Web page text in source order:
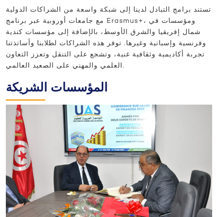
تستند برامج التبادل لدينا إلى شبكة واسعة من الشراكات الدولية
مع جامعات أوروبية عبر برنامج Erasmus+، ومؤسسات في
شمال إفريقيا والشرق الأوسط، بالإضافة إلى مؤسسات كندية
وفرنسية وإسبانية وغيرها. توفر هذه الشراكات لطلابنا وأساتذتنا
تجربة أكاديمية وثقافية غنية، وتشجع على التنقل وتعزز التعاون
العلمي والمهني على الصعيد العالمي.
المؤسسات الشريكة